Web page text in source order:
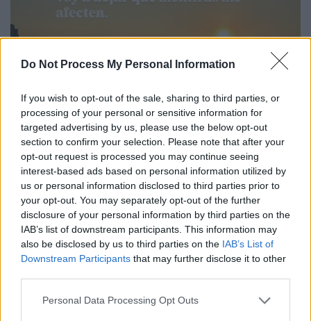
Do Not Process My Personal Information
If you wish to opt-out of the sale, sharing to third parties, or
processing of your personal or sensitive information for
targeted advertising by us, please use the below opt-out
section to confirm your selection. Please note that after your
opt-out request is processed you may continue seeing
interest-based ads based on personal information utilized by
us or personal information disclosed to third parties prior to
your opt-out. You may separately opt-out of the further
disclosure of your personal information by third parties on the
IAB’s list of downstream participants. This information may
also be disclosed by us to third parties on the IAB’s List of
Downstream Participants that may further disclose it to other
Please note that this website/app uses one or more Google
Personal Data Processing Opt Outs